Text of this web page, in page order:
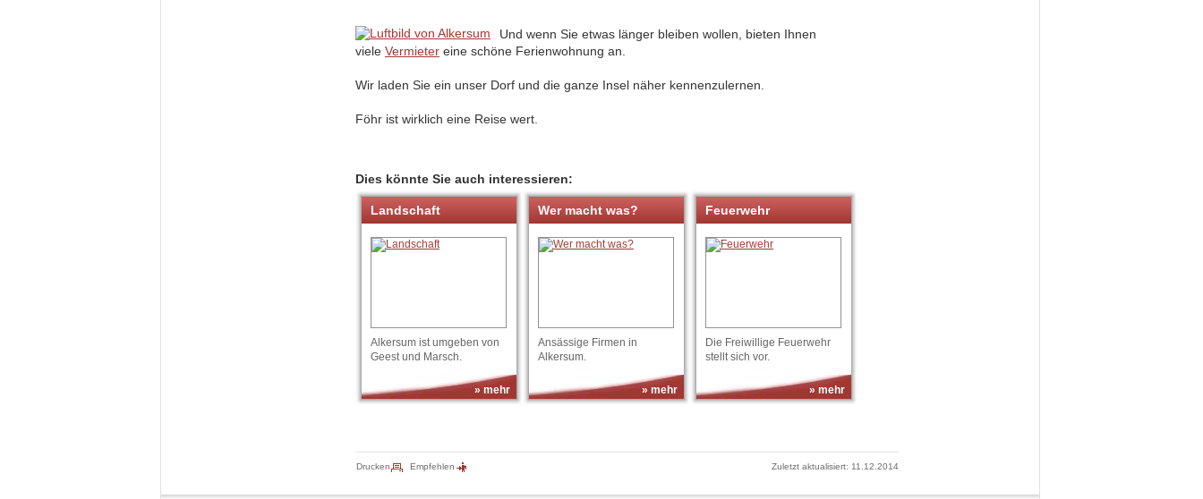
Und wenn Sie etwas länger bleiben wollen, bieten Ihnen
viele Vermieter eine schöne Ferienwohnung an.
Wir laden Sie ein unser Dorf und die ganze Insel näher kennenzulernen.
Föhr ist wirklich eine Reise wert.
Dies könnte Sie auch interessieren:
Landschaft
Alkersum ist umgeben von
Geest und Marsch.
» mehr
Wer macht was?
Ansässige Firmen in
Alkersum.
» mehr
Feuerwehr
Die Freiwillige Feuerwehr
stellt sich vor.
» mehr
Drucken Empfehlen Zuletzt aktualisiert: 11.12.2014